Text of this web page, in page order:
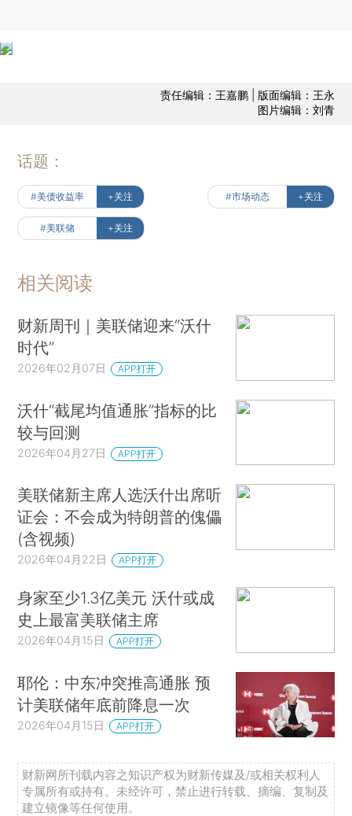
责任编辑：王嘉鹏 | 版面编辑：王永
图片编辑：刘青
话题：
#美债收益率 +关注 #市场动态 +关注
#美联储 +关注
相关阅读
财新周刊｜美联储迎来“沃什
时代”
2026年02月07日 APP打开
沃什“截尾均值通胀”指标的比
较与回测
2026年04月27日 APP打开
美联储新主席人选沃什出席听
证会：不会成为特朗普的傀儡
(含视频)
2026年04月22日 APP打开
身家至少1.3亿美元 沃什或成
史上最富美联储主席
2026年04月15日 APP打开
耶伦：中东冲突推高通胀 预
计美联储年底前降息一次
2026年04月15日 APP打开
财新网所刊载内容之知识产权为财新传媒及/或相关权利人
专属所有或持有。未经许可，禁止进行转载、摘编、复制及
建立镜像等任何使用。